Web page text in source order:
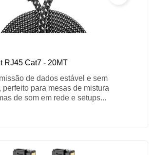
RJ45 Cat7 - 20MT
de dados estável e sem
perfeito para mesas de mistura
de som em rede e setups...